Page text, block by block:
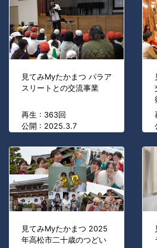
見てみMyたかまつ パラア
スリートとの交流事業
再生 : 363回
公開 : 2025.3.7
見てみMyたかまつ 2025
年高松市二十歳のつどい